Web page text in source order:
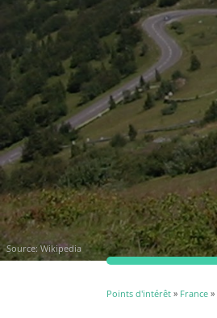
Source: Wikipedia
Points d'intérêt » France »